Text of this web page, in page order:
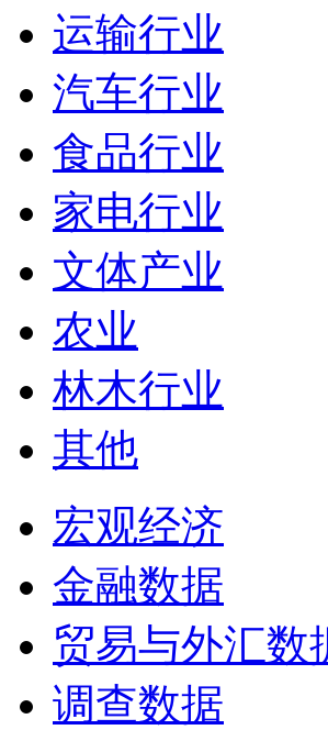
运输行业
汽车行业
食品行业
家电行业
文体产业
农业
林木行业
其他
宏观经济
金融数据
贸易与外汇数
调查数据